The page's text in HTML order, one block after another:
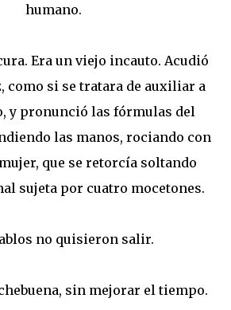
humano.
Era un viejo incauto. Acudió
como si se tratara de auxiliar a
y pronunció las fórmulas del
las manos, rociando con
que se retorcía soltando
sujeta por cuatro mocetones.
no quisieron salir.
sin mejorar el tiempo.